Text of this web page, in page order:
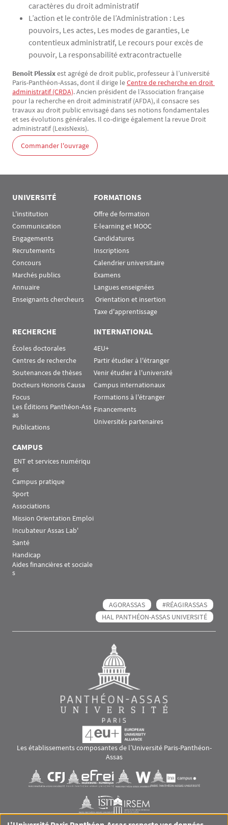
caractères du droit administratif
L’action et le contrôle de l’Administration : Les
pouvoirs, Les actes, Les modes de garanties, Le
contentieux administratif, Le recours pour excès de
pouvoir, La responsabilité extracontractuelle
Benoît Plessixest agrégé de droit public, professeur à l’université
Paris-Panthéon-Assas, dont il dirige leCentre de recherche en droit
administratif (CRDA). Ancien président de l’Association française
pour la recherche en droit administratif (AFDA), il consacre ses
travaux au droit public envisagé dans ses notions fondamentales
et ses évolutions générales. Il co-dirige également la revue Droit
administratif (LexisNexis).
Commander l'ouvrage
UNIVERSITÉ
L'institution
Communication
Engagements
Recrutements
Concours
Marchés publics
Annuaire
Enseignants chercheurs
FORMATIONS
Offre de formation
E-learning et MOOC
Candidatures
Inscriptions
Calendrier universitaire
Examens
Langues enseignées
Orientation et insertion
Taxe d'apprentissage
RECHERCHE
Écoles doctorales
Centres de recherche
Soutenances de thèses
Docteurs Honoris Causa
Focus
Les Éditions Panthéon-Ass
as
Publications
INTERNATIONAL
4EU+
Partir étudier à l'étranger
Venir étudier à l'université
Campus internationaux
Formations à l'étranger
Financements
Universités partenaires
CAMPUS
es
Campus pratique
Sport
Associations
Mission Orientation Emploi
Incubateur Assas Lab'
Santé
Handicap
Aides financières et sociale
s
AGORASSAS
#RÉAGIRASSAS
HAL PANTHÉON-ASSAS UNIVERSITÉ
Les établissements composantes de l’Université Paris-Panthéon-
Assas
Visuel svgVisuel svg Visuel svgVisuel svg
Visuel svgVisuel svg